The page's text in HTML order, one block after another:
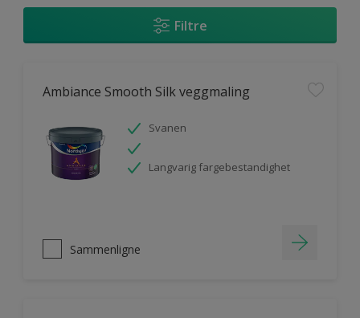
Filtre
Ambiance Smooth Silk veggmaling
Svanen
Langvarig fargebestandighet
Sammenligne